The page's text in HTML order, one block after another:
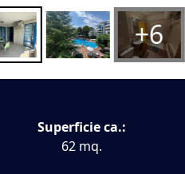
+6
Superficie ca.:
62 mq.